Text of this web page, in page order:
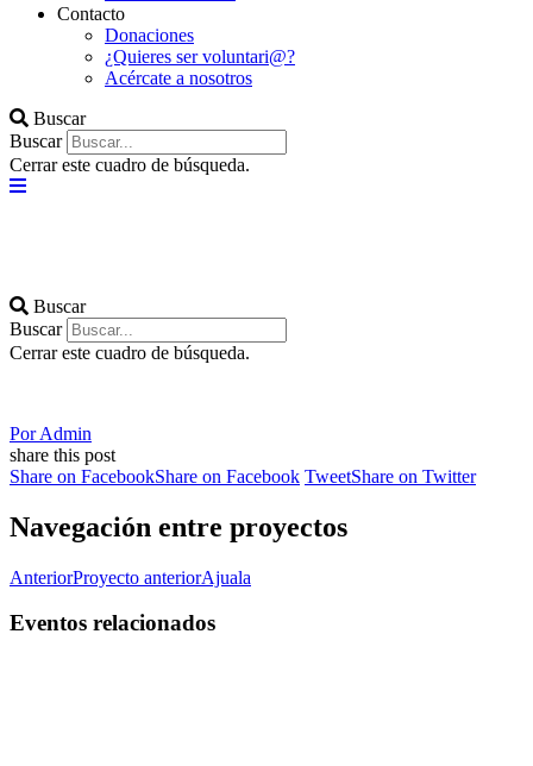
Contacto
Donaciones
¿Quieres ser voluntari@?
Acércate a nosotros
Buscar
Buscar
Cerrar este cuadro de búsqueda.
Buscar
Buscar
Cerrar este cuadro de búsqueda.
PorAdmin
share this post
Share on FacebookShare on Facebook TweetShare on Twitter
Navegación entre proyectos
AnteriorProyecto anteriorAjuala
Eventos relacionados